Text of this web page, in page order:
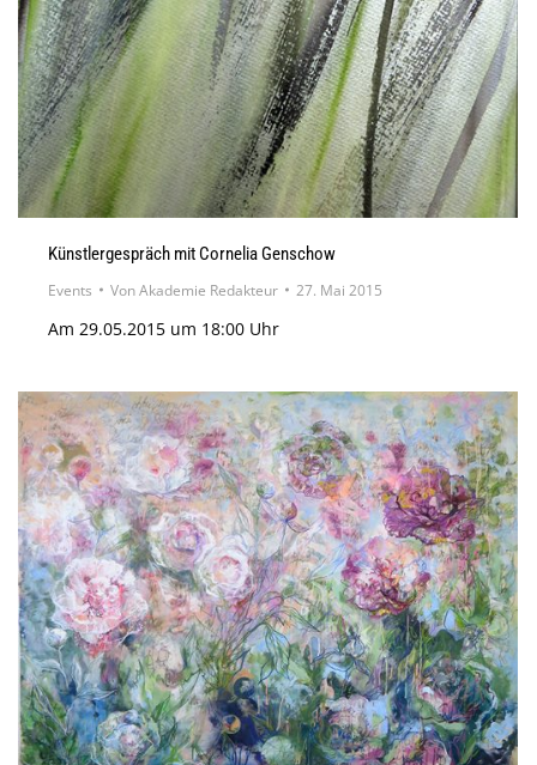
Künstlergespräch mit Cornelia Genschow
Events VonAkademie Redakteur 27. Mai 2015
Am 29.05.2015 um 18:00 Uhr